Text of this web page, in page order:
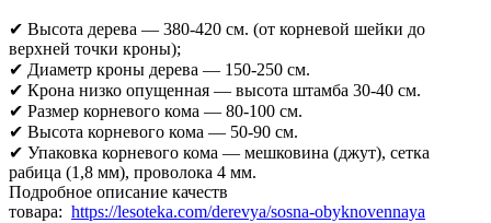
✔ Высота дерева — 380-420 см. (от корневой шейки до
верхней точки кроны);
✔ Диаметр кроны дерева — 150-250 см.
✔ Крона низко опущенная — высота штамба 30-40 см.
✔ Размер корневого кома — 80-100 см.
✔ Высота корневого кома — 50-90 см.
✔ Упаковка корневого кома — мешковина (джут), сетка
рабица (1,8 мм), проволока 4 мм.
Подробное описание качеств
товара: https://lesoteka.com/derevya/sosna-obyknovennaya